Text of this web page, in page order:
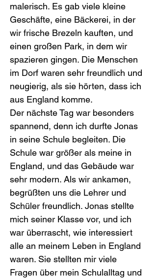
malerisch. Es gab viele kleine
Geschäfte, eine Bäckerei, in der
wir frische Brezeln kauften, und
einen großen Park, in dem wir
spazieren gingen. Die Menschen
im Dorf waren sehr freundlich und
neugierig, als sie hörten, dass ich
aus England komme.
Der nächste Tag war besonders
spannend, denn ich durfte Jonas
in seine Schule begleiten. Die
Schule war größer als meine in
England, und das Gebäude war
sehr modern. Als wir ankamen,
begrüßten uns die Lehrer und
Schüler freundlich. Jonas stellte
mich seiner Klasse vor, und ich
war überrascht, wie interessiert
alle an meinem Leben in England
waren. Sie stellten mir viele
Fragen über mein Schulalltag und